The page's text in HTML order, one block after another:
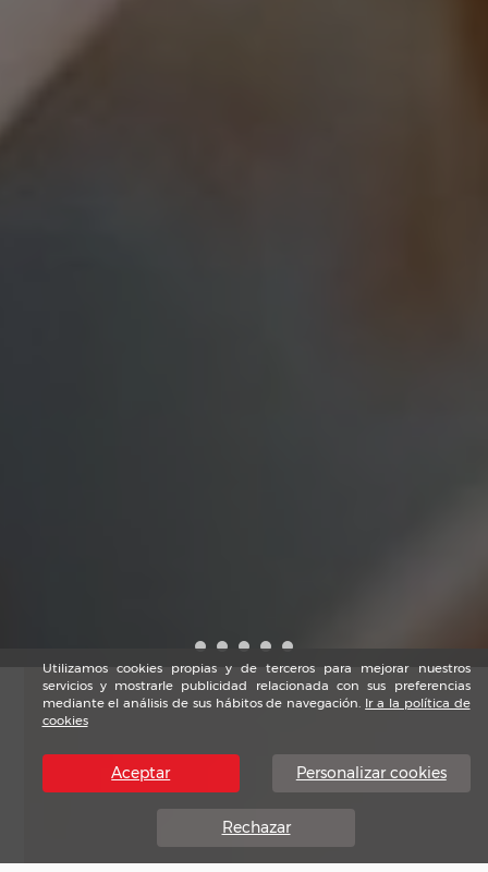
Utilizamos cookies propias y de terceros para mejorar nuestros
servicios y mostrarle publicidad relacionada con sus preferencias
mediante el análisis de sus hábitos de navegación. Ir a la política de
cookies
Aceptar Personalizar cookies
Rechazar